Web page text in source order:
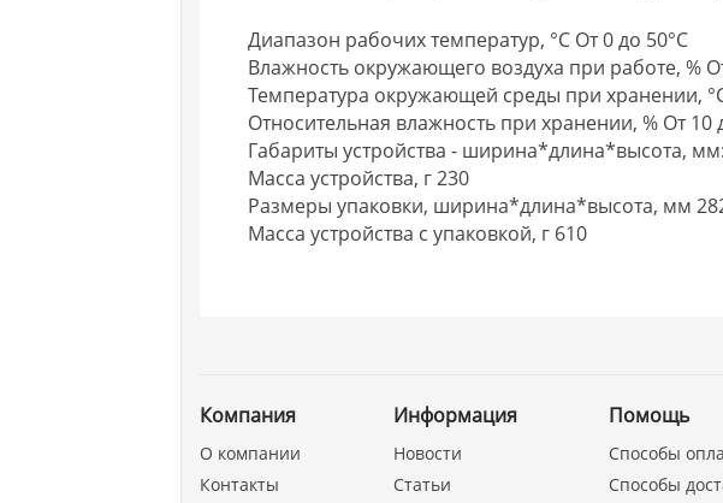
Диапазон рабочих температур, °С От 0 до 50°С
Влажность окружающего воздуха при работе, %
Температура окружающей среды при хранении,
Относительная влажность при хранении, % От 10
Габариты устройства - ширина*длина*высота,
Масса устройства, г 230
Размеры упаковки, ширина*длина*высота, мм
Масса устройства с упаковкой, г 610
Компания
О компании
Контакты
Информация
Новости
Статьи
Помощь
Способы
Способы